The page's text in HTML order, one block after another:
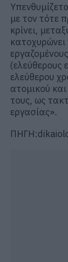
με τον τότε
κρίνει,
(ελεύθερους
ελεύθερου
ατομικού
τους, ως
εργασίας».